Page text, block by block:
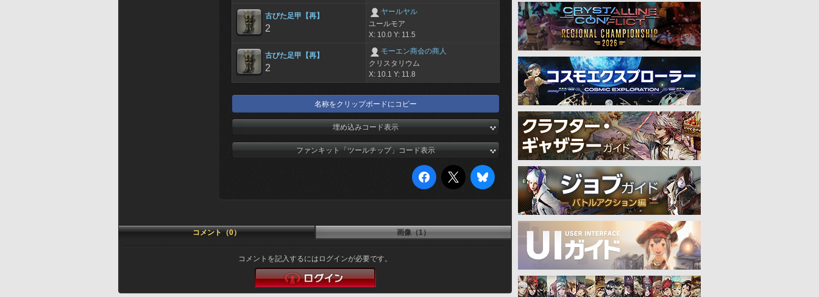
古びた足甲【再】
2
ヤールヤル
ユールモア
X: 10.0 Y: 11.5
古びた足甲【再】
2
モーエン商会の商人
クリスタリウム
X: 10.1 Y: 11.8
名称をクリップボードにコピー
埋め込みコード表示
ファンキット「ツールチップ」コード表示
コメント（0） 画像（1）
コメントを記入するにはログインが必要です。